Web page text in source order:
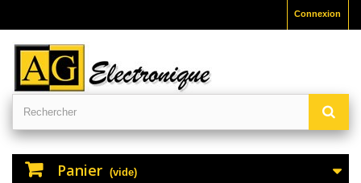
Connexion
Panier (vide)